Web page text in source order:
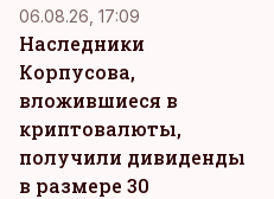
06.08.26, 17:09
Наследники
Корпусова,
вложившиеся в
криптовалюты,
получили дивиденды
в размере 30